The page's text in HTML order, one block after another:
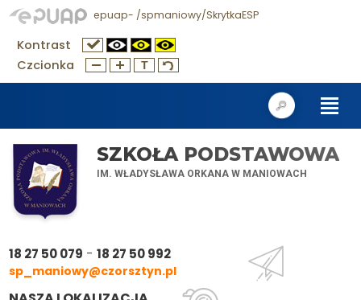
epuap- /spmaniowy/SkrytkaESP
Kontrast
Czcionka
SZKOŁA PODSTAWOWA
IM. WŁADYSŁAWA ORKANA W MANIOWACH
18 27 50 079 -18 27 50 992
sp_maniowy@czorsztyn.pl